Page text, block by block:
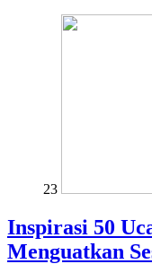
23
Inspirasi 50
Menguatkan